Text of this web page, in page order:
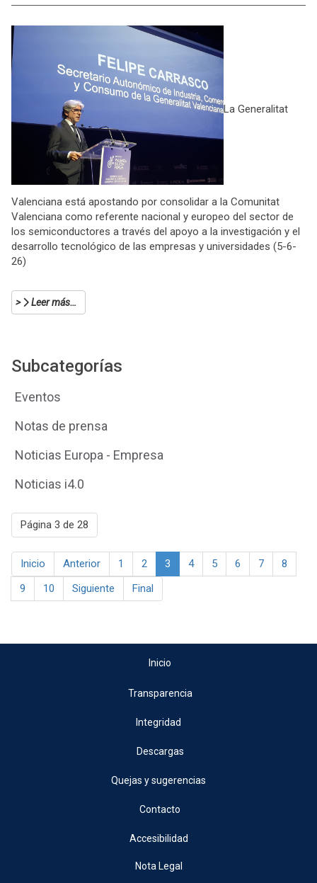
La Generalitat
Valenciana está apostando por consolidar a la Comunitat
Valenciana como referente nacional y europeo del sector de
los semiconductores a través del apoyo a la investigación y el
desarrollo tecnológico de las empresas y universidades (5-6-
26)
Leer más…
Subcategorías
Eventos
Notas de prensa
Noticias Europa - Empresa
Noticias i4.0
Página 3 de 28
Inicio Anterior 1 2 3 4 5 6 7
8
9
10 Siguiente Final
Inicio
Transparencia
Integridad
Descargas
Quejas y sugerencias
Contacto
Accesibilidad
Nota Legal